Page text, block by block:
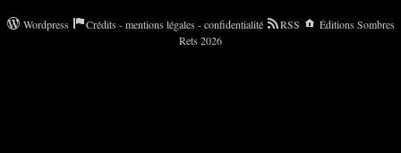
Wordpress Crédits - mentions légales - confidentialité RSS
Éditions Sombres
Rets 2026